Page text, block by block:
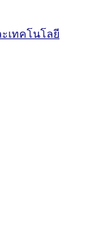
เทคโนโลยี